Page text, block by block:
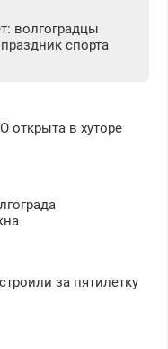
волгоградцы
спорта
открыта в хуторе
за пятилетку